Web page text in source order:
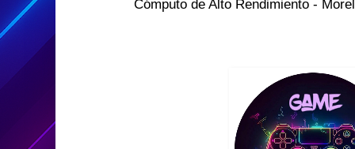
Cómputo de Alto Rendimiento -